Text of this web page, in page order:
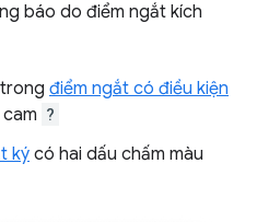
báo do điểm ngắt kích
trong điểm ngắt có điều kiện
?
ký có hai dấu chấm màu